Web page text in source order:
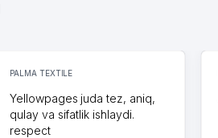
PALMA TEXTILE
Yellowpages juda tez, aniq,
qulay va sifatlik ishlaydi.
respect